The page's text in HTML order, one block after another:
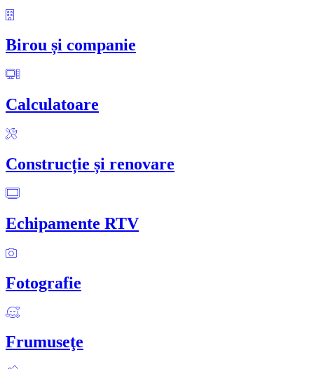
Birou și companie
Calculatoare
Construcție și renovare
Echipamente RTV
Fotografie
Frumuseţe